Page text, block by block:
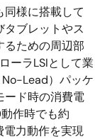
様に搭載して
ブレットやス
るための周辺部
ーラLSIとして業
Lead）パッケ
ード時の消費電
作時でも約
力動作を実現